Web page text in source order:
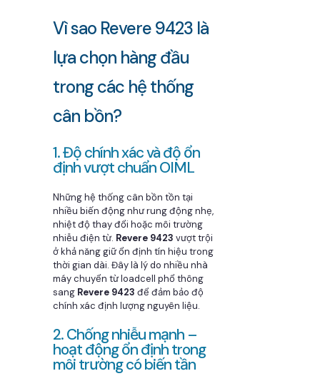
Vì sao Revere 9423 là
lựa chọn hàng đầu
trong các hệ thống
cân bồn?
1. Độ chính xác và độ ổn
định vượt chuẩn OIML
Những hệ thống cân bồn tồn tại
nhiều biến động như rung động nhẹ,
nhiệt độ thay đổi hoặc môi trường
nhiễu điện từ. Revere 9423 vượt trội
ở khả năng giữ ổn định tín hiệu trong
thời gian dài. Đây là lý do nhiều nhà
máy chuyển từ loadcell phổ thông
sang Revere 9423 để đảm bảo độ
chính xác định lượng nguyên liệu.
2. Chống nhiễu mạnh –
hoạt động ổn định trong
môi trường có biến tần